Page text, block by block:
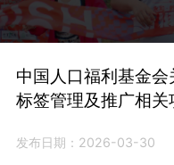
中国人口福利基金
标签管理及推广相
发布日期：2026-03-30